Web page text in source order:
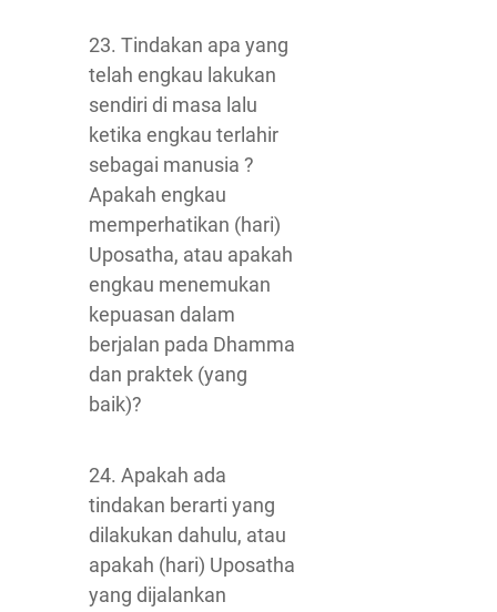
23. Tindakan apa yang
telah engkau lakukan
sendiri di masa lalu
ketika engkau terlahir
sebagai manusia ?
Apakah engkau
memperhatikan (hari)
Uposatha, atau apakah
engkau menemukan
kepuasan dalam
berjalan pada Dhamma
dan praktek (yang
baik)?
24. Apakah ada
tindakan berarti yang
dilakukan dahulu, atau
apakah (hari) Uposatha
yang dijalankan